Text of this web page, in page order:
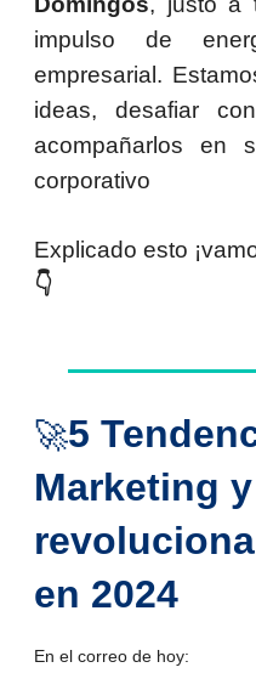
impulso de
empresarial.
ideas, desafiar
acompañarlos en
corporativo
Explicado esto
👇
🚀5
Marketing
en 2024
En el correo de hoy: